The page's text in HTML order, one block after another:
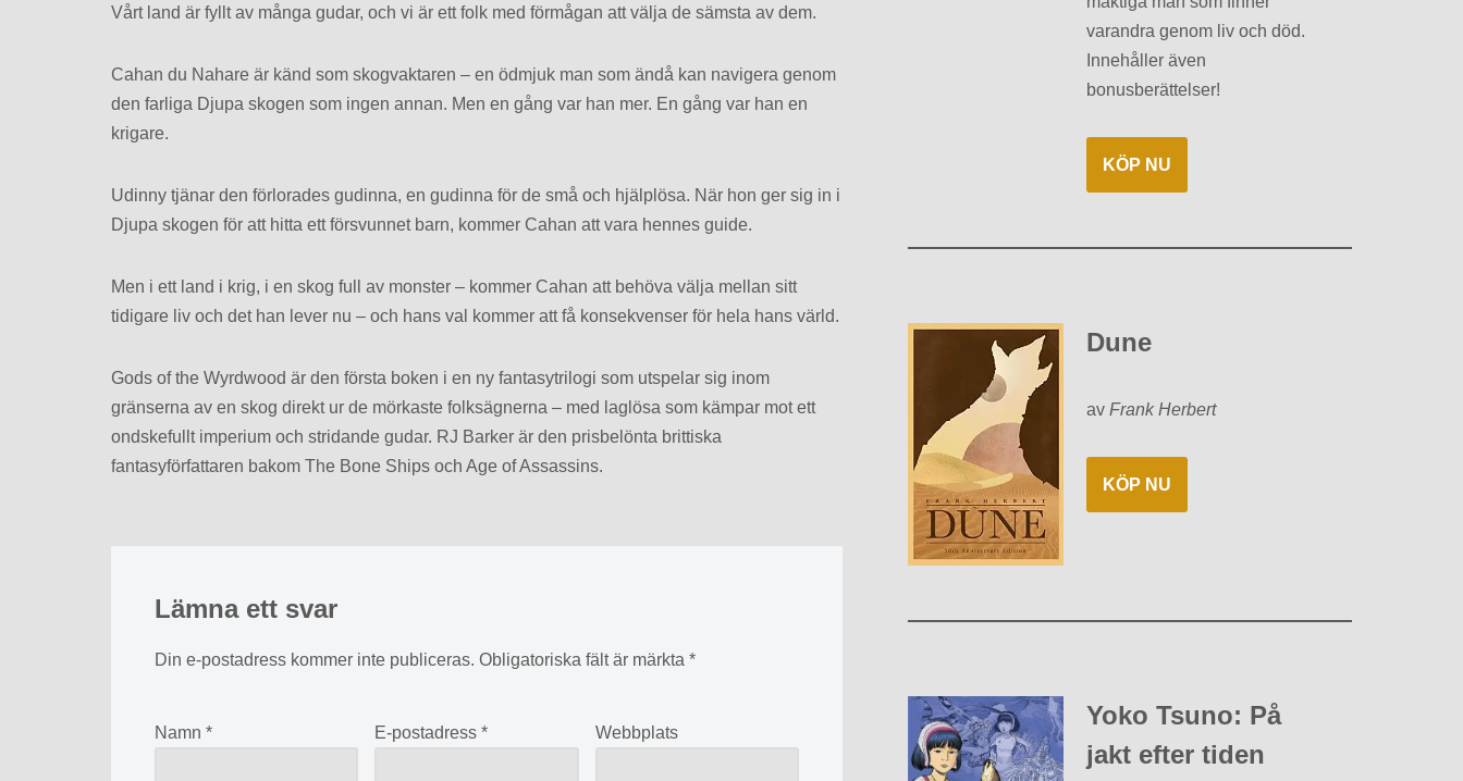
Vårt land är fyllt av många gudar, och vi är ett folk med förmågan att välja de sämsta av dem.
Cahan du Nahare är känd som skogvaktaren – en ödmjuk man som ändå kan navigera genom
den farliga Djupa skogen som ingen annan. Men en gång var han mer. En gång var han en
krigare.
Udinny tjänar den förlorades gudinna, en gudinna för de små och hjälplösa. När hon ger sig in i
Djupa skogen för att hitta ett försvunnet barn, kommer Cahan att vara hennes guide.
Men i ett land i krig, i en skog full av monster – kommer Cahan att behöva välja mellan sitt
tidigare liv och det han lever nu – och hans val kommer att få konsekvenser för hela hans värld.
Gods of the Wyrdwood är den första boken i en ny fantasytrilogi som utspelar sig inom
gränserna av en skog direkt ur de mörkaste folksägnerna – med laglösa som kämpar mot ett
ondskefullt imperium och stridande gudar. RJ Barker är den prisbelönta brittiska
fantasyförfattaren bakom The Bone Ships och Age of Assassins.
Lämna ett svar
Din e-postadress kommer inte publiceras. Obligatoriska fält är märkta *
Namn * E-postadress* Webbplats
varandra genom liv och död.
Innehåller även
bonusberättelser!
KÖP NU
Dune
av Frank Herbert
KÖP NU
Yoko Tsuno: På
jakt efter tiden